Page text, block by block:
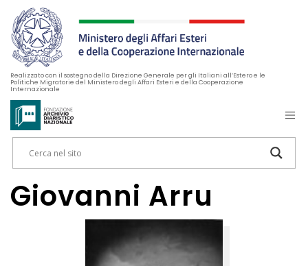
Realizzato con il sostegno della Direzione Generale per gli Italiani all’Estero e le
Politiche Migratorie del Ministero degli Affari Esteri e della Cooperazione
Internazionale
Giovanni Arru